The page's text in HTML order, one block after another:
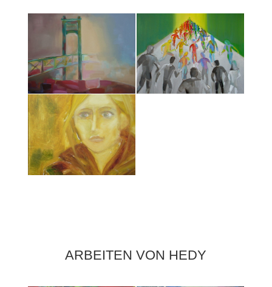
ARBEITEN VON HEDY